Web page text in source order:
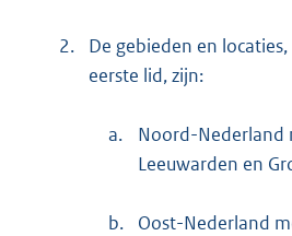
2.
De gebieden en
eerste lid, zijn:
a.
Noord-Nederland
Leeuwarden en
b.
Oost-Nederland